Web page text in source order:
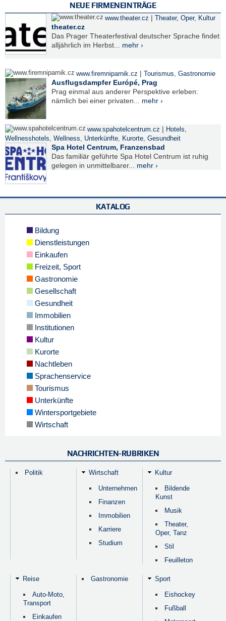
NEUE FIRMENEINTRÄGE
www.theater.cz | Theater, Oper, Kultur
theater.cz
Das Prager Theaterfestival deutscher Sprache findet
alljährlich im Herbst... mehr ›
www.firemniparnik.cz | Tourismus, Gastronomie
Ausflugsdampfer Európé, Prag
Prag einmal aus anderer Perspektive erleben:
nämlich bei einer privaten... mehr ›
www.spahotelcentrum.cz | Hotels,
Wellnesshotels, Wellness, Unterkünfte, Kurorte, Gesundheit
Spa Hotel Centrum, Franzensbad
Das familiär geführte Spa Hotel Centrum ist ruhig
gelegen in unmittelbarer... mehr ›
KATALOG
Bildung
Dienstleistungen
Einkaufen
Freizeit, Sport
Gastronomie
Gesellschaft
Gesundheit
Immobilien
Institutionen
Kultur
Kurorte
Nachtleben
Sprachenservice
Tourismus
Unterkünfte
Wintersportgebiete
Wirtschaft
NACHRICHTEN-RUBRIKEN
Politik Wirtschaft
Unternehmen
Finanzen
Immobilien
Karriere
Studium
Kultur
Bildende
Kunst
Musik
Theater,
Oper, Tanz
Stil
Feuilleton
Reise
Auto-Moto,
Transport
Einkaufen
Gastronomie Sport
Eishockey
Fußball